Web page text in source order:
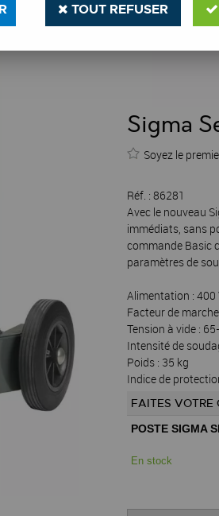
Sigma
Soyez le
Réf. : 86281
Avec le nouveau
immédiats, sans
commande Basic
paramètres de
Alimentation : 400
Facteur de
Tension à vide :
Intensité de
Poids : 35 kg
Indice de
FAITES VOTRE
POSTE SIGMA
En stock
TOUT REFUSER